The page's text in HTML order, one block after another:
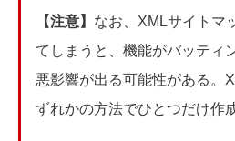
【注意】 なお、XMLサイトマ
てしまうと、機能がバッティ
悪影響が出る可能性がある。
ずれかの方法でひとつだけ作